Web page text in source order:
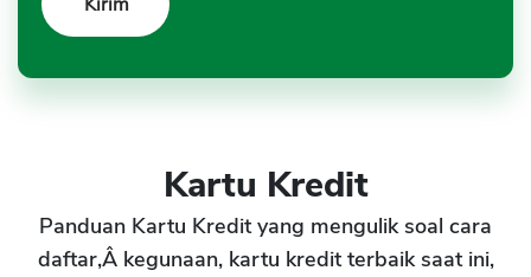
Kartu Kredit
Panduan Kartu Kredit yang mengulik soal cara
daftar,Â kegunaan, kartu kredit terbaik saat ini,